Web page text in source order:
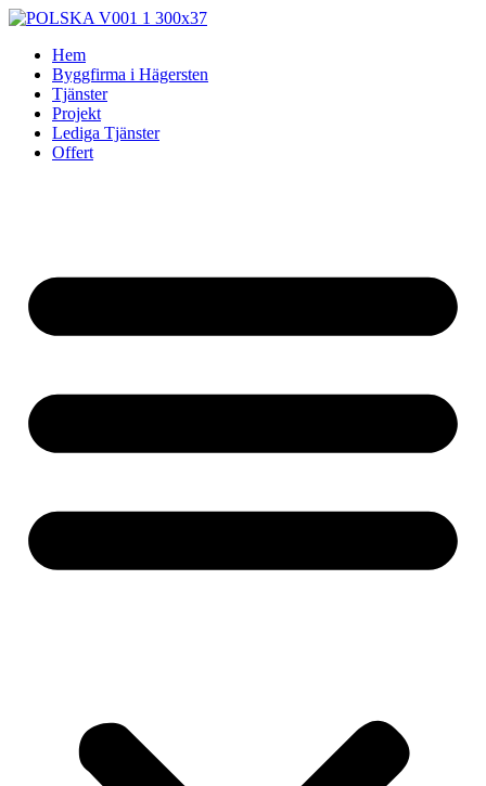
Skip
contentHem
Byggfirma i Hägersten
Tjänster
Projekt
Lediga Tjänster
Offert